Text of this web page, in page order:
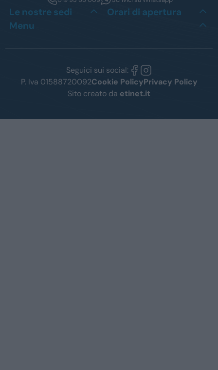
Le nostre sedi
Orari di apertura
Menu
Seguici sui social:
P. Iva 01588720092Cookie PolicyPrivacy Policy
Sito creato da etinet.it